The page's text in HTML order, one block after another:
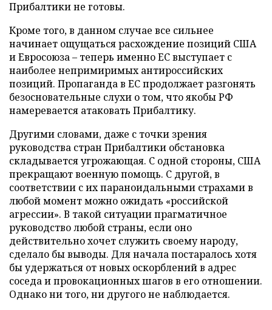
Прибалтики не готовы.
Кроме того, в данном случае все сильнее
начинает ощущаться расхождение позиций США
и Евросоюза – теперь именно ЕС выступает с
наиболее непримиримых антироссийских
позиций. Пропаганда в ЕС продолжает разгонять
безосновательные слухи о том, что якобы РФ
намеревается атаковать Прибалтику.
Другими словами, даже с точки зрения
руководства стран Прибалтики обстановка
складывается угрожающая. С одной стороны, США
прекращают военную помощь. С другой, в
соответствии с их параноидальными страхами в
любой момент можно ожидать «российской
агрессии». В такой ситуации прагматичное
руководство любой страны, если оно
действительно хочет служить своему народу,
сделало бы выводы. Для начала постаралось хотя
бы удержаться от новых оскорблений в адрес
соседа и провокационных шагов в его отношении.
Однако ни того, ни другого не наблюдается.